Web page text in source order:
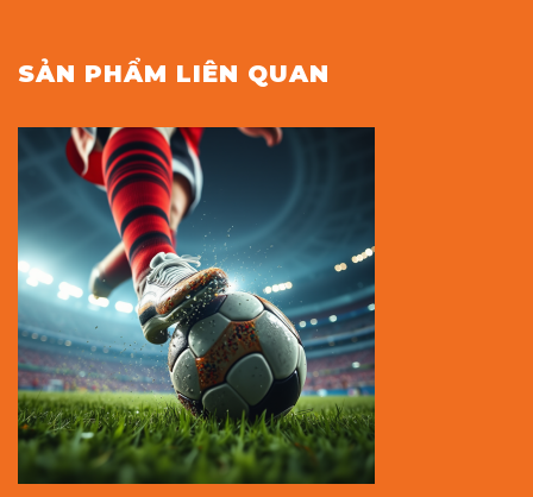
SẢN PHẨM LIÊN QUAN